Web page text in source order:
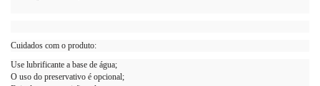
Cuidados com o produto:
Use lubrificante a base de água;
O uso do preservativo é opcional;